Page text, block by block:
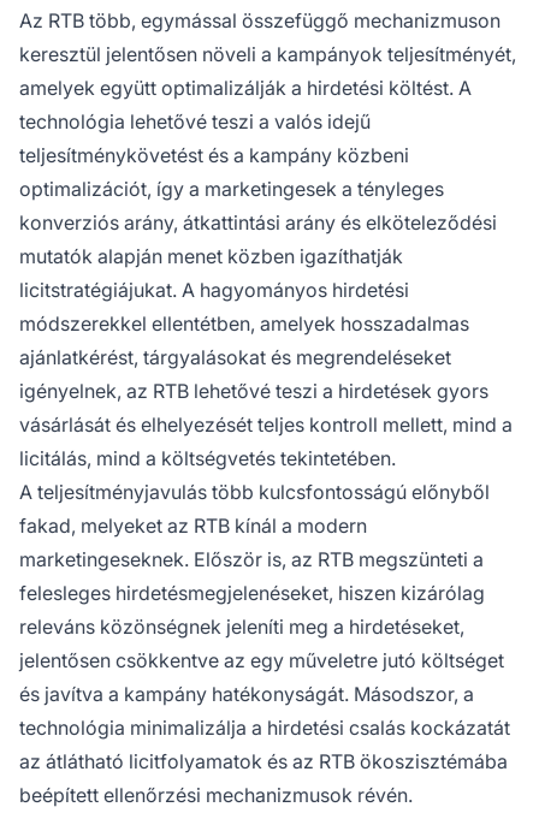
Az RTB több, egymással összefüggő mechanizmuson
keresztül jelentősen növeli a kampányok teljesítményét,
amelyek együtt optimalizálják a hirdetési költést. A
technológia lehetővé teszi a valós idejű
teljesítménykövetést és a kampány közbeni
optimalizációt, így a marketingesek a tényleges
konverziós arány, átkattintási arány és elköteleződési
mutatók alapján menet közben igazíthatják
licitstratégiájukat. A hagyományos hirdetési
módszerekkel ellentétben, amelyek hosszadalmas
ajánlatkérést, tárgyalásokat és megrendeléseket
igényelnek, az RTB lehetővé teszi a hirdetések gyors
vásárlását és elhelyezését teljes kontroll mellett, mind a
licitálás, mind a költségvetés tekintetében.
A teljesítményjavulás több kulcsfontosságú előnyből
fakad, melyeket az RTB kínál a modern
marketingeseknek. Először is, az RTB megszünteti a
felesleges hirdetésmegjelenéseket, hiszen kizárólag
releváns közönségnek jeleníti meg a hirdetéseket,
jelentősen csökkentve az egy műveletre jutó költséget
és javítva a kampány hatékonyságát. Másodszor, a
technológia minimalizálja a hirdetési csalás kockázatát
az átlátható licitfolyamatok és az RTB ökoszisztémába
beépített ellenőrzési mechanizmusok révén.